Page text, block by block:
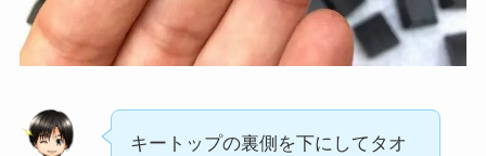
キートップの裏側を下にしてタオ